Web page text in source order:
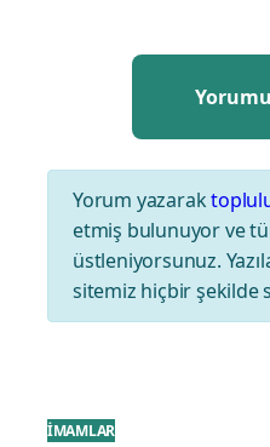
Yorum yazarak
etmiş bulunuyor ve
üstleniyorsunuz.
sitemiz hiçbir şekilde
İMAMLAR